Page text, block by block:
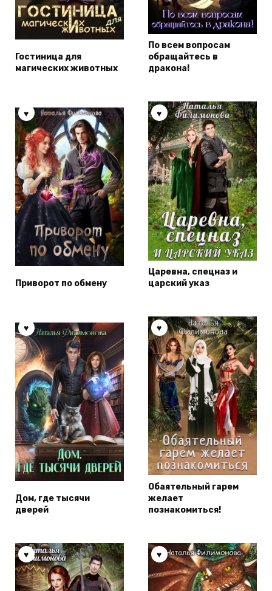
Гостиница для
магических животных
По всем вопросам
обращайтесь в
дракона!
Приворот по обмену
Царевна, спецназ и
царский указ
Дом, где тысячи
дверей
Обаятельный гарем
желает
познакомиться!